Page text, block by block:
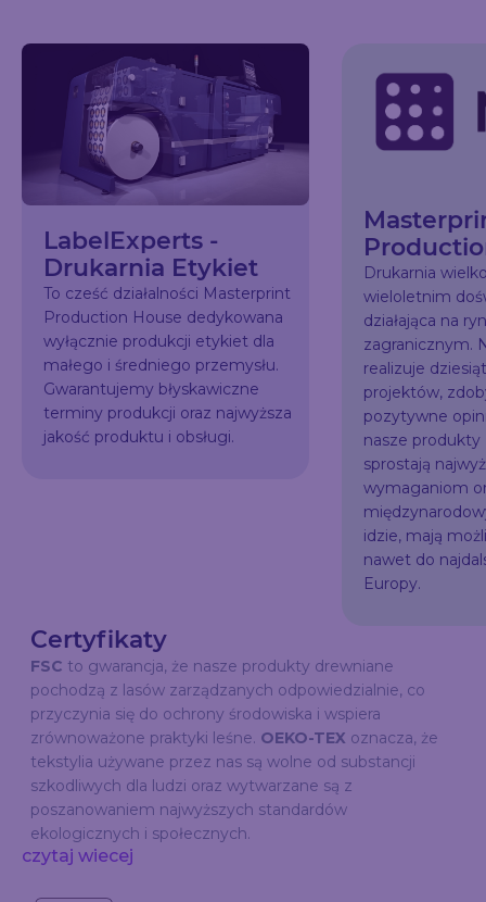
LabelExperts -
Drukarnia Etykiet
To cześć działalności Masterprint
Production House dedykowana
wyłącznie produkcji etykiet dla
małego i średniego przemysłu.
Gwarantujemy błyskawiczne
terminy produkcji oraz najwyższa
jakość produktu i obsługi.
Drukarnia
wieloletnim
działająca na
zagranicznym.
realizuje
projektów,
pozytywne
nasze
sprostają
wymaganiom
idzie, mają
nawet do
Europy.
Certyfikaty
FSC to gwarancja, że nasze produkty drewniane
pochodzą z lasów zarządzanych odpowiedzialnie, co
przyczynia się do ochrony środowiska i wspiera
zrównoważone praktyki leśne. OEKO-TEX oznacza, że
tekstylia używane przez nas są wolne od substancji
szkodliwych dla ludzi oraz wytwarzane są z
poszanowaniem najwyższych standardów
ekologicznych i społecznych.
czytaj wiecej